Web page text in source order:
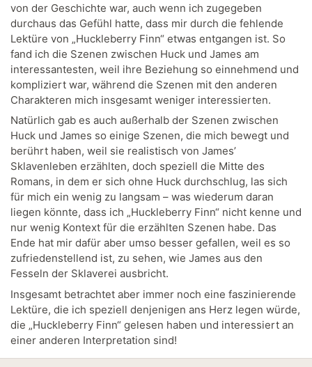
von der Geschichte war, auch wenn ich zugegeben
durchaus das Gefühl hatte, dass mir durch die fehlende
Lektüre von „Huckleberry Finn“ etwas entgangen ist. So
fand ich die Szenen zwischen Huck und James am
interessantesten, weil ihre Beziehung so einnehmend und
kompliziert war, während die Szenen mit den anderen
Charakteren mich insgesamt weniger interessierten.
Natürlich gab es auch außerhalb der Szenen zwischen
Huck und James so einige Szenen, die mich bewegt und
berührt haben, weil sie realistisch von James’
Sklavenleben erzählten, doch speziell die Mitte des
Romans, in dem er sich ohne Huck durchschlug, las sich
für mich ein wenig zu langsam – was wiederum daran
liegen könnte, dass ich „Huckleberry Finn“ nicht kenne und
nur wenig Kontext für die erzählten Szenen habe. Das
Ende hat mir dafür aber umso besser gefallen, weil es so
zufriedenstellend ist, zu sehen, wie James aus den
Fesseln der Sklaverei ausbricht.
Insgesamt betrachtet aber immer noch eine faszinierende
Lektüre, die ich speziell denjenigen ans Herz legen würde,
die „Huckleberry Finn“ gelesen haben und interessiert an
einer anderen Interpretation sind!